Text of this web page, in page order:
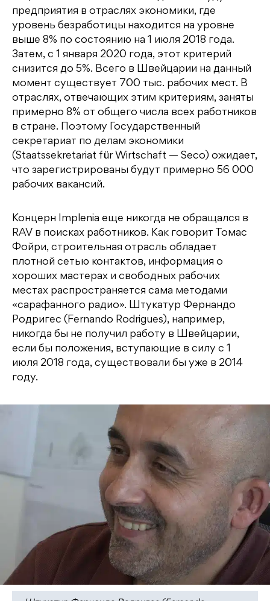
предприятия в отраслях экономики, где
уровень безработицы находится на уровне
выше 8% по состоянию на 1 июля 2018 года.
Затем, с 1 января 2020 года, этот критерий
снизится до 5%. Всего в Швейцарии на данный
момент существует 700 тыс. рабочих мест. В
отраслях, отвечающих этим критериям, заняты
примерно 8% от общего числа всех работников
в стране. Поэтому Государственный
секретариат по делам экономики
(Staatssekretariat für Wirtschaft — Seco) ожидает,
что зарегистрированы будут примерно 56 000
рабочих вакансий.
Концерн Implenia еще никогда не обращался в
RAV в поисках работников. Как говорит Томас
Фойри, строительная отрасль обладает
плотной сетью контактов, информация о
хороших мастерах и свободных рабочих
местах распространяется сама методами
«сарафанного радио». Штукатур Фернандо
Родригес (Fernando Rodrigues), например,
никогда бы не получил работу в Швейцарии,
если бы положения, вступающие в силу с 1
июля 2018 года, существовали бы уже в 2014
году.